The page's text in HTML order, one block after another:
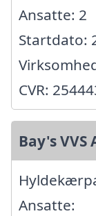
Ansatte: 2
Startdato:
CVR:
Bay's VVS
Ansatte: